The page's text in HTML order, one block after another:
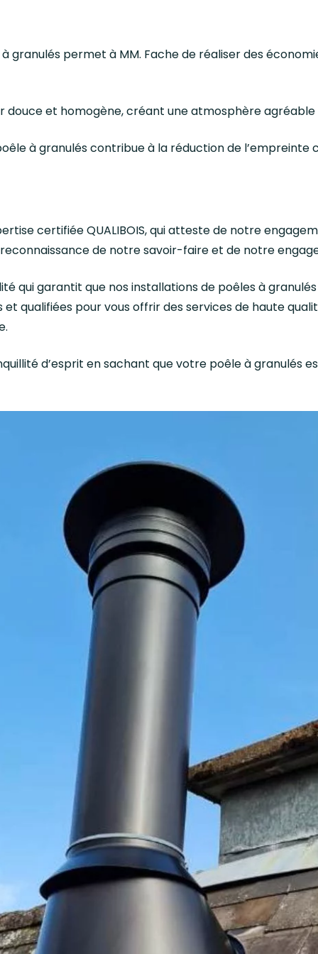
à granulés permet à MM. Fache de réaliser des
douce et homogène, créant une atmosphère
à granulés contribue à la réduction de
certifiée QUALIBOIS, qui atteste de notre
de notre savoir-faire et de notre
qui garantit que nos installations de poêles à
qualifiées pour vous offrir des services de haute
d’esprit en sachant que votre poêle à granulés